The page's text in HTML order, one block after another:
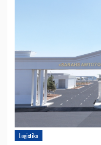
Logistika